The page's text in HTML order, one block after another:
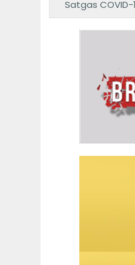
Satgas COVID-